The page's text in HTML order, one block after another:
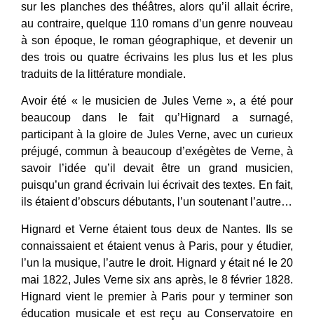
sur les planches des théâtres, alors qu’il allait écrire,
au contraire, quelque 110 romans d’un genre nouveau
à son époque, le roman géographique, et devenir un
des trois ou quatre écrivains les plus lus et les plus
traduits de la littérature mondiale.
Avoir été « le musicien de Jules Verne », a été pour
beaucoup dans le fait qu’Hignard a surnagé,
participant à la gloire de Jules Verne, avec un curieux
préjugé, commun à beaucoup d’exégètes de Verne, à
savoir l’idée qu’il devait être un grand musicien,
puisqu’un grand écrivain lui écrivait des textes. En fait,
ils étaient d’obscurs débutants, l’un soutenant l’autre…
Hignard et Verne étaient tous deux de Nantes. Ils se
connaissaient et étaient venus à Paris, pour y étudier,
l’un la musique, l’autre le droit. Hignard y était né le 20
mai 1822, Jules Verne six ans après, le 8 février 1828.
Hignard vient le premier à Paris pour y terminer son
éducation musicale et est reçu au Conservatoire en